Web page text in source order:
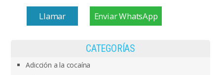
Llamar Enviar WhatsApp
CATEGORÍAS
Adicción a la cocaína